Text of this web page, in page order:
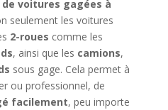
voitures gagées à
seulement les voitures
2-roues comme les
, ainsi que les camions,
sous gage. Cela permet à
ou professionnel, de
facilement, peu importe